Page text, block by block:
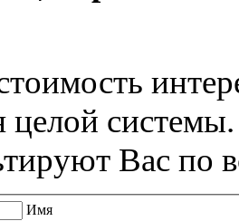
целой
Вас по
Имя